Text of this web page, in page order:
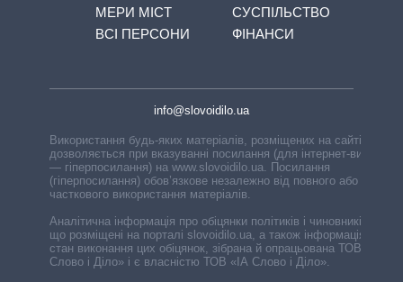
МЕРИ МІСТ
ВСІ ПЕРСОНИ
СУСПІЛЬСТВО
ФІНАНСИ
info@slovoidilo.ua
Використання будь-яких матеріалів, розміщених на сайті,
дозволяється при вказуванні посилання (для інтернет-видань
— гіперпосилання) на www.slovoidilo.ua. Посилання
(гіперпосилання) обов’язкове незалежно від повного або
часткового використання матеріалів.
Аналітична інформація про обіцянки політиків і чиновників,
що розміщені на порталі slovoidilo.ua, а також інформація про
стан виконання цих обіцянок, зібрана й опрацьована ТОВ «ІА
Слово і Діло» і є власністю ТОВ «ІА Слово і Діло».